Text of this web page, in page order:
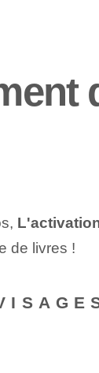
de ⁣livres !